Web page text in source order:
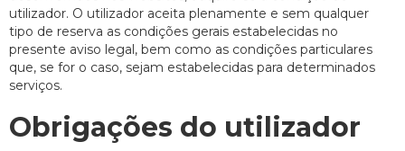
utilizador. O utilizador aceita plenamente e sem qualquer
tipo de reserva as condições gerais estabelecidas no
presente aviso legal, bem como as condições particulares
que, se for o caso, sejam estabelecidas para determinados
serviços.
Obrigações do utilizador